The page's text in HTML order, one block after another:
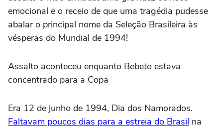
emocional e o receio de que uma tragédia pudesse
abalar o principal nome da Seleção Brasileira às
vésperas do Mundial de 1994!
Assalto aconteceu enquanto Bebeto estava
concentrado para a Copa
Era 12 de junho de 1994, Dia dos Namorados.
Faltavam poucos dias para a estreia do Brasil na